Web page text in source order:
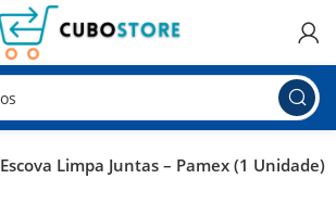
Escova Limpa Juntas – Pamex (1 Unidade)